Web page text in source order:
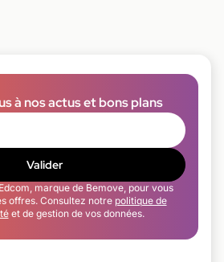
à nos actus et bons plans
Valider
marque de Bemove, pour vous
offres. Consultez notre politique de
et de gestion de vos données.